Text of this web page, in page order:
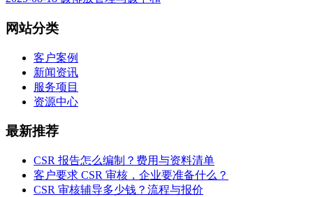
网站分类
客户案例
新闻资讯
服务项目
资源中心
最新推荐
CSR 报告怎么编制？费用与资料清单
客户要求 CSR 审核，企业要准备什么？
CSR 审核辅导多少钱？流程与报价